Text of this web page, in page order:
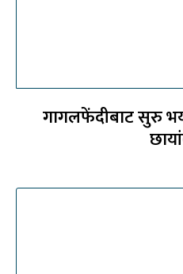
गागलफेंदीबाट सुरु